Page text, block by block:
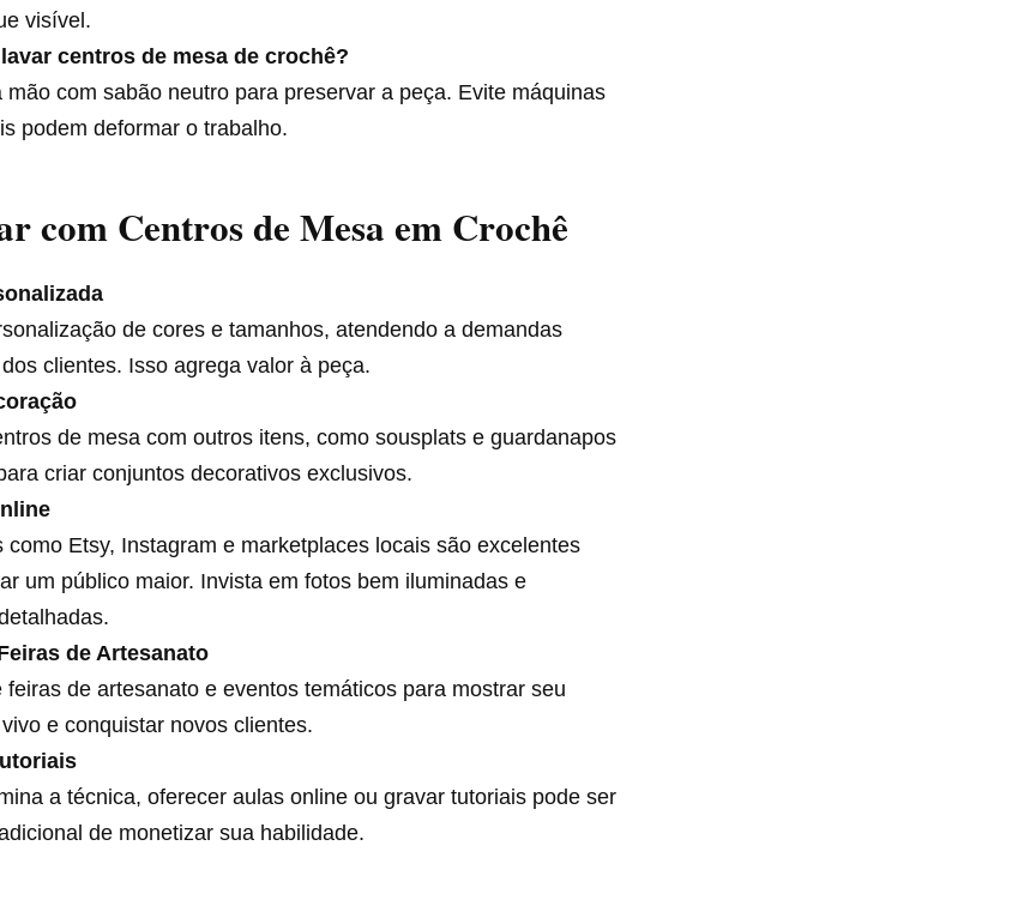
visível.
centros de mesa de crochê?
mão com sabão neutro para preservar a peça. Evite máquinas
podem deformar o trabalho.
com Centros de Mesa em Crochê
de cores e tamanhos, atendendo a demandas
clientes. Isso agrega valor à peça.
de mesa com outros itens, como sousplats e guardanapos
criar conjuntos decorativos exclusivos.
como Etsy, Instagram e marketplaces locais são excelentes
um público maior. Invista em fotos bem iluminadas e
de Artesanato
feiras de artesanato e eventos temáticos para mostrar seu
e conquistar novos clientes.
a técnica, oferecer aulas online ou gravar tutoriais pode ser
de monetizar sua habilidade.